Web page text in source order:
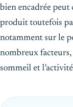
bien encadrée
produit toutefois
notamment sur le
nombreux
sommeil et